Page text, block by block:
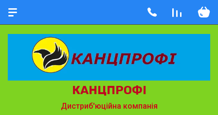
КАНЦПРОФІ
Дистриб'юційна компанія